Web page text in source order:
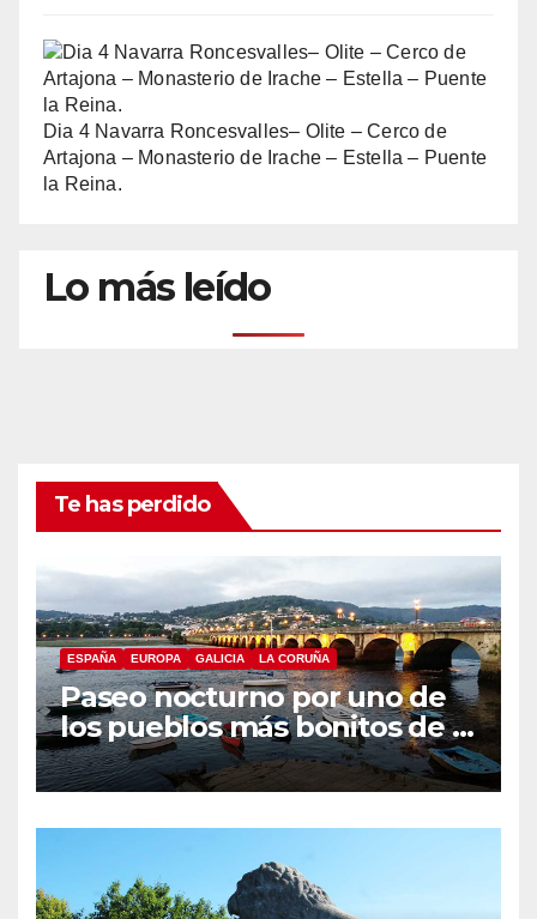
Dia 4 Navarra Roncesvalles– Olite – Cerco de
Artajona – Monasterio de Irache – Estella – Puente
la Reina.
Lo más leído
Te has perdido
ESPAÑA EUROPA GALICIA LA CORUÑA
Paseo nocturno por uno de
los pueblos más bonitos de A
Coruña, Puentedeume